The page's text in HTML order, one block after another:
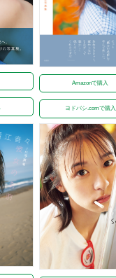
Amazonで購入
ヨドバシ.comで購入